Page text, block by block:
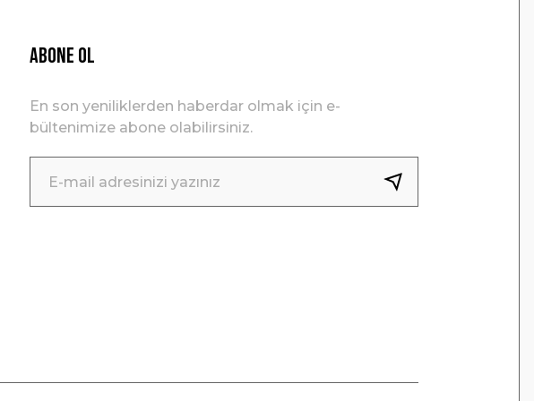
ABONE OL
En son yeniliklerden haberdar olmak için e-
bültenimize abone olabilirsiniz.